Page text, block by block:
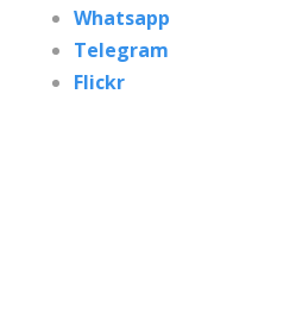
Whatsapp
Telegram
Flickr